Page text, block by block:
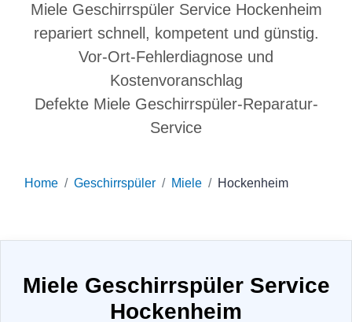
Miele Geschirrspüler Service Hockenheim
repariert schnell, kompetent und günstig.
Vor-Ort-Fehlerdiagnose und
Kostenvoranschlag
Defekte Miele Geschirrspüler-Reparatur-
Service
Home Geschirrspüler Miele Hockenheim
Miele Geschirrspüler Service
Hockenheim